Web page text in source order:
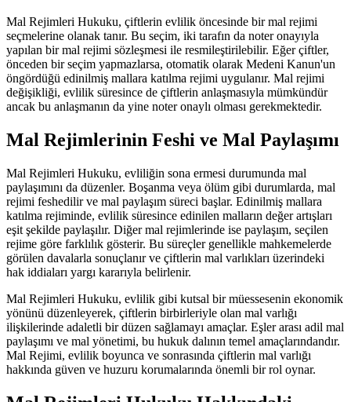
Mal Rejimleri Hukuku, çiftlerin evlilik öncesinde bir mal rejimi
seçmelerine olanak tanır. Bu seçim, iki tarafın da noter onayıyla
yapılan bir mal rejimi sözleşmesi ile resmileştirilebilir. Eğer çiftler,
önceden bir seçim yapmazlarsa, otomatik olarak Medeni Kanun'un
öngördüğü edinilmiş mallara katılma rejimi uygulanır. Mal rejimi
değişikliği, evlilik süresince de çiftlerin anlaşmasıyla mümkündür
ancak bu anlaşmanın da yine noter onaylı olması gerekmektedir.
Mal Rejimlerinin Feshi ve Mal Paylaşımı
Mal Rejimleri Hukuku, evliliğin sona ermesi durumunda mal
paylaşımını da düzenler. Boşanma veya ölüm gibi durumlarda, mal
rejimi feshedilir ve mal paylaşım süreci başlar. Edinilmiş mallara
katılma rejiminde, evlilik süresince edinilen malların değer artışları
eşit şekilde paylaşılır. Diğer mal rejimlerinde ise paylaşım, seçilen
rejime göre farklılık gösterir. Bu süreçler genellikle mahkemelerde
görülen davalarla sonuçlanır ve çiftlerin mal varlıkları üzerindeki
hak iddiaları yargı kararıyla belirlenir.
Mal Rejimleri Hukuku, evlilik gibi kutsal bir müessesenin ekonomik
yönünü düzenleyerek, çiftlerin birbirleriyle olan mal varlığı
ilişkilerinde adaletli bir düzen sağlamayı amaçlar. Eşler arası adil mal
paylaşımı ve mal yönetimi, bu hukuk dalının temel amaçlarındandır.
Mal Rejimi, evlilik boyunca ve sonrasında çiftlerin mal varlığı
hakkında güven ve huzuru korumalarında önemli bir rol oynar.